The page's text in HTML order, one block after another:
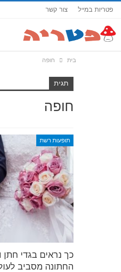
פטריות במייל צור קשר
בית חופה
תגית
חופה
תופעות רשת
כך נראים בגדי חתן
החתונה מסביב